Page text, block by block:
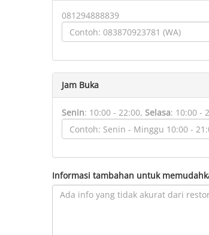
081294888839
Jam Buka
Senin: 10:00 - 22:00, Selasa: 10:00 -
Informasi tambahan untuk